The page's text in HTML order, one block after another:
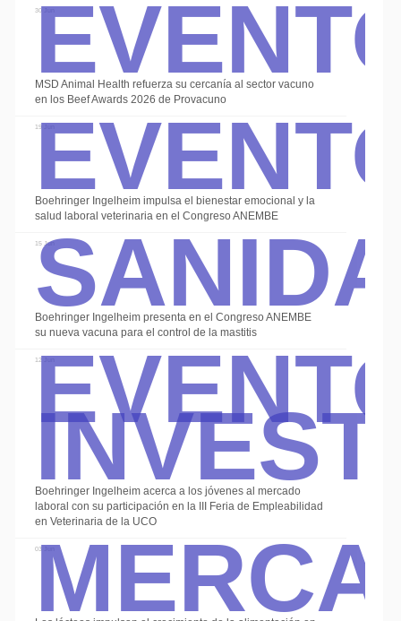
30 Jun
MSD Animal Health refuerza su cercanía al sector vacuno
en los Beef Awards 2026 de Provacuno
19 Jun
Boehringer Ingelheim impulsa el bienestar emocional y la
salud laboral veterinaria en el Congreso ANEMBE
15 Jun
Boehringer Ingelheim presenta en el Congreso ANEMBE
su nueva vacuna para el control de la mastitis
12 Jun
Boehringer Ingelheim acerca a los jóvenes al mercado
laboral con su participación en la III Feria de Empleabilidad
en Veterinaria de la UCO
03 Jun